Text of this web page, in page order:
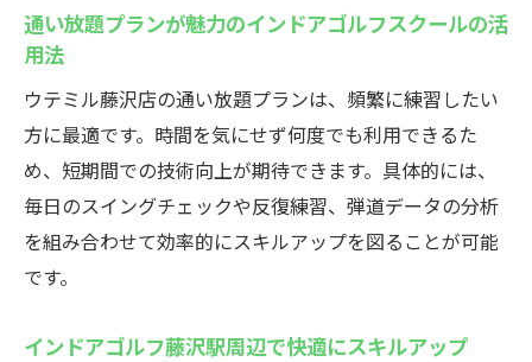
で自由な練習
メリット解説
初心者が通い放題で上達できるインドアゴ
ルフスクール
コスパ重視の藤沢インドアゴルフスクール
クールの魅力
通い放題プランが魅力のインドアゴルフスクールの活
用法
ウテミル藤沢店の通い放題プランは、頻繁に練習したい
方に最適です。時間を気にせず何度でも利用できるた
め、短期間での技術向上が期待できます。具体的には、
毎日のスイングチェックや反復練習、弾道データの分析
を組み合わせて効率的にスキルアップを図ることが可能
です。
インドアゴルフ藤沢駅周辺で快適にスキルアップ